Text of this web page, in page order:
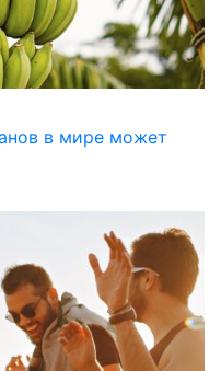
в мире может